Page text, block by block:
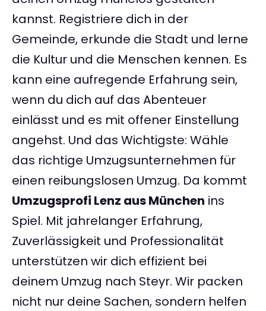
kannst. Registriere dich in der
Gemeinde, erkunde die Stadt und lerne
die Kultur und die Menschen kennen. Es
kann eine aufregende Erfahrung sein,
wenn du dich auf das Abenteuer
einlässt und es mit offener Einstellung
angehst. Und das Wichtigste: Wähle
das richtige Umzugsunternehmen für
einen reibungslosen Umzug. Da kommt
Umzugsprofi Lenz aus München ins
Spiel. Mit jahrelanger Erfahrung,
Zuverlässigkeit und Professionalität
unterstützen wir dich effizient bei
deinem Umzug nach Steyr. Wir packen
nicht nur deine Sachen, sondern helfen